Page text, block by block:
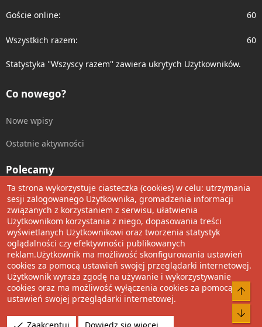
Goście online 60
Wszystkich razem 60
Statystyka ''Wszyscy razem'' zawiera ukrytych Użytkowników.
Co nowego?
Nowe wpisy
Ostatnie aktywności
Polecamy
Wolnościowe cytaty
Udostępnij
Facebook
TwitterRedditPinterest
TumblrWhatsApp
Umieść Link
Community platform by XenForo® © 2010-2022 XenForo Ltd.
Pixel Exit
Tłumaczenie wykonane przezXboxForum.pl
Media embeds
Ta strona wykorzystuje ciasteczka (cookies) w celu: utrzymania
sesji zalogowanego Użytkownika, gromadzenia informacji
związanych z korzystaniem z serwisu, ułatwienia
Użytkownikom korzystania z niego, dopasowania treści
wyświetlanych Użytkownikowi oraz tworzenia statystyk
oglądalności czy efektywności publikowanych
reklam.Użytkownik ma możliwość skonfigurowania ustawień
cookies za pomocą ustawień swojej przeglądarki internetowej.
Użytkownik wyraża zgodę na używanie i wykorzystywanie
cookies oraz ma możliwość wyłączenia cookies za pomocą
ustawień swojej przeglądarki internetowej.
Do